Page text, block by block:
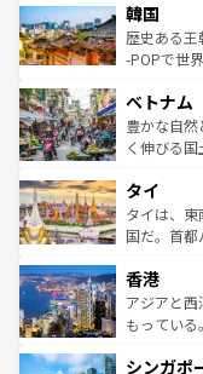
ワイを、存分に味わ
はコンテン
いる。アク
ビング、
い。オース
参照してほ
ン）、静ひ
と山間の
驚きをもた
容にもいい
照してほし
韓国
歴史ある
-POPで世
き、地方に
できる。
まで、さ
リティに包
覧を参照し
ベトナム
豊かな自
く伸びる
急速な発展
ーチミン市
醸し出し
とつ。フォ
ひ現地で
が旅行者
参照してほ
タイ
タイは、東
国だ。首
の活気が交
帯で自然
いビーチ
激する。気
香港
アジアと
もってい
み、どこを
シンガポ